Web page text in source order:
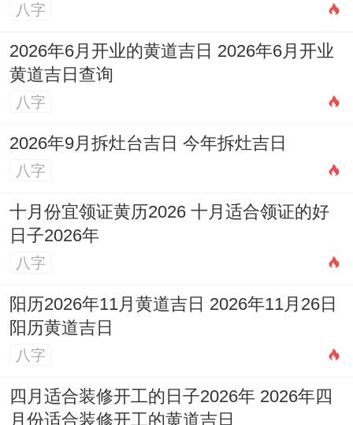
八字
2026年6月开业的黄道吉日 2026年6月开业
黄道吉日查询
八字
2026年9月拆灶台吉日 今年拆灶吉日
八字
十月份宜领证黄历2026 十月适合领证的好
日子2026年
八字
阳历2026年11月黄道吉日 2026年11月26日
阳历黄道吉日
八字
四月适合装修开工的日子2026年 2026年四
月份适合装修开工的黄道吉日